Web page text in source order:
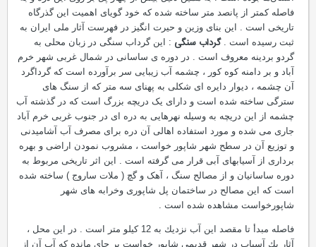
فاصله كمتر از پانصد متر ساخته شده كه خود گویای اهمیت این گذرگاه
تاریخی است . این بنای وزین و حیرت انگیز در فهرست آثار ملی ایران به
ثبت رسیده است .گرداب سنگی: این گرداب سنگی در زبان محلی به
گردو بردینه معروف است . در دوره ی ساسانی در شمال غربی شهر خرم
آباد و بر دامنه كوه كور ، چشمه آب زیبایی سر برآورده است که گرداگرد
آن چشمه ، دیوار دایره ای شكلی به پهنای سه متر که از سنگ های
سترگی ساخته شده است و دارای یک دریچه بزرگ است که در گذشته آب
چشمه از این دریچه به وسیله نهرهایی به دره ای در جنوب غربی خرم آباد
جاری می شده و مورد استفاده اهالی آن دره برای مصرف آب آشامیدنی
و توزیع آن در سطح شهر شاپور خواست ، مشروب نمودن اراضی و بهره
برداری از آسیابهای آبی قرار می گرفته است . این اثر تاریخی مربوط به
دوره ساسانیان و از مصالح سنگ ، آهک و گچ ( ملات ساروج ) ساخته شده
است که این مصالح در ساختمان پل شاپوری وخرابه های شهر
شاپورخواست مشاهده شده است .
فاصله مبدأ تا مقصد این آب نزدیك به 12 كیلو متر است . در این محل ،
آثار یك آسیاب در شهر قدیمی شاپور خواست بر جای مانده كه آب آن از